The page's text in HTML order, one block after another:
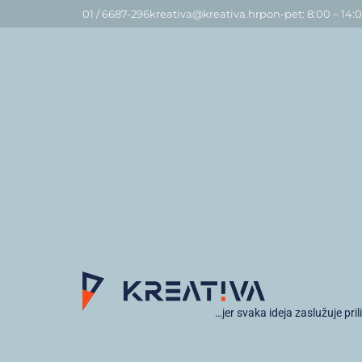
01 / 6687-296kreativa@kreativa.hrpon-pet: 8:00 –
…jer svaka ideja zaslužuje